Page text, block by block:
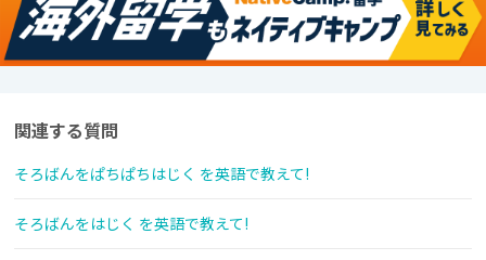
関連する質問
そろばんをぱちぱちはじく を英語で教えて!
そろばんをはじく を英語で教えて!